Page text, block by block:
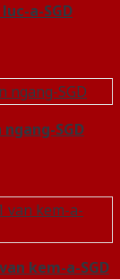
a-SGD
SGD
kem-a-SGD